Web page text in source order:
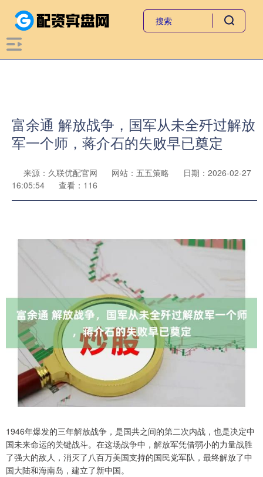
富余通 解放战争，国军从未全歼过解放
军一个师，蒋介石的失败早已奠定
来源：久联优配官网 网站：五五策略
日期：2026-02-27
16:05:54
查看：116
1946年爆发的三年解放战争，是国共之间的第二次内战，也是决定中
国未来命运的关键战斗。在这场战争中，解放军凭借弱小的力量战胜
了强大的敌人，消灭了八百万美国支持的国民党军队，最终解放了中
国大陆和海南岛，建立了新中国。